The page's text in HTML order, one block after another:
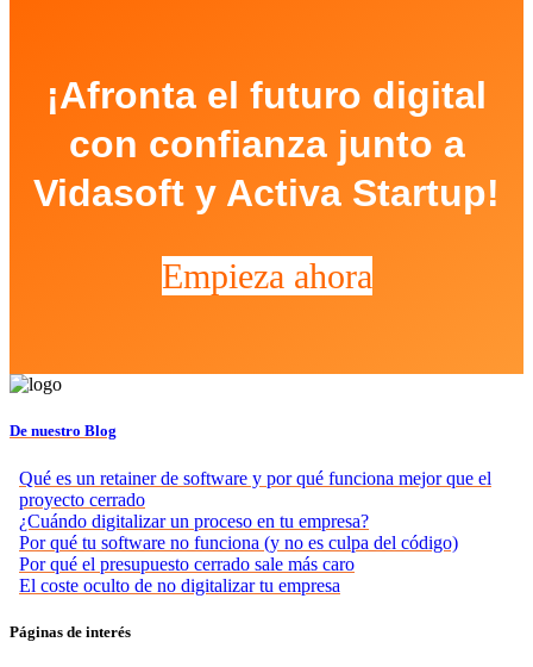
¡Afronta el futuro digital
con confianza junto a
Vidasoft y Activa Startup!
Empieza ahora
De nuestro Blog
Qué es un retainer de software y por qué funciona mejor que el
proyecto cerrado
¿Cuándo digitalizar un proceso en tu empresa?
Por qué tu software no funciona (y no es culpa del código)
Por qué el presupuesto cerrado sale más caro
El coste oculto de no digitalizar tu empresa
Páginas de interés